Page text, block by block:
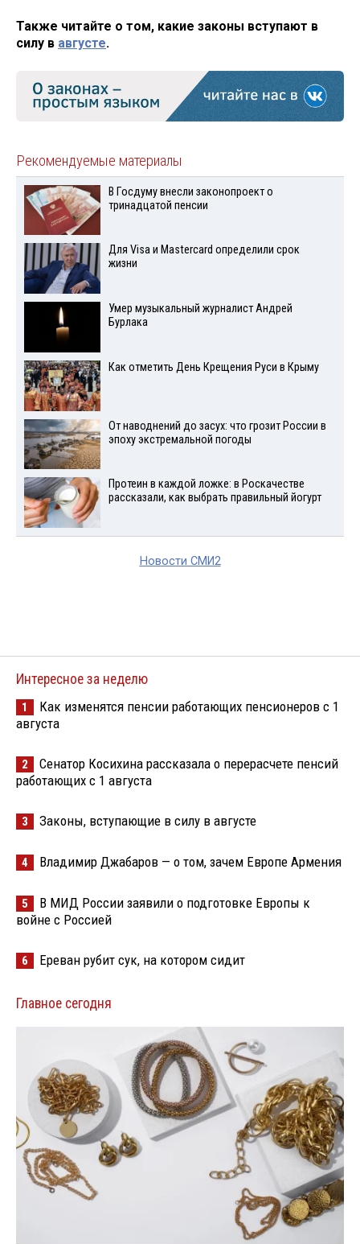
Также читайте о том, какие законы вступают в
силу в августе.
Рекомендуемые материалы
В Госдуму внесли законопроект о
тринадцатой пенсии
Для Visа и Mastercard определили срок
жизни
Умер музыкальный журналист Андрей
Бурлака
Как отметить День Крещения Руси в Крыму
От наводнений до засух: что грозит России в
эпоху экстремальной погоды
Протеин в каждой ложке: в Роскачестве
рассказали, как выбрать правильный йогурт
Новости СМИ2
Интересное за неделю
1
Как изменятся пенсии работающих пенсионеров с 1
августа
2
Сенатор Косихина рассказала о перерасчете пенсий
работающих с 1 августа
3 Законы, вступающие в силу в августе
4 Владимир Джабаров — о том, зачем Европе Армения
5
В МИД России заявили о подготовке Европы к
войне с Россией
6 Ереван рубит сук, на котором сидит
Главное сегодня